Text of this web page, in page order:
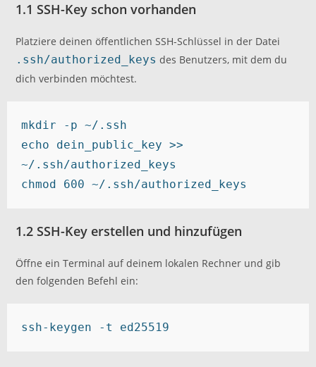
1.1 SSH-Key schon vorhanden
Platziere deinen öffentlichen SSH-Schlüssel in der Datei
.ssh/authorized_keys des Benutzers, mit dem du
dich verbinden möchtest.
mkdir -p ~/.ssh
echo dein_public_key >>
~/.ssh/authorized_keys
chmod 600 ~/.ssh/authorized_keys
1.2 SSH-Key erstellen und hinzufügen
Öffne ein Terminal auf deinem lokalen Rechner und gib
den folgenden Befehl ein:
ssh-keygen -t ed25519